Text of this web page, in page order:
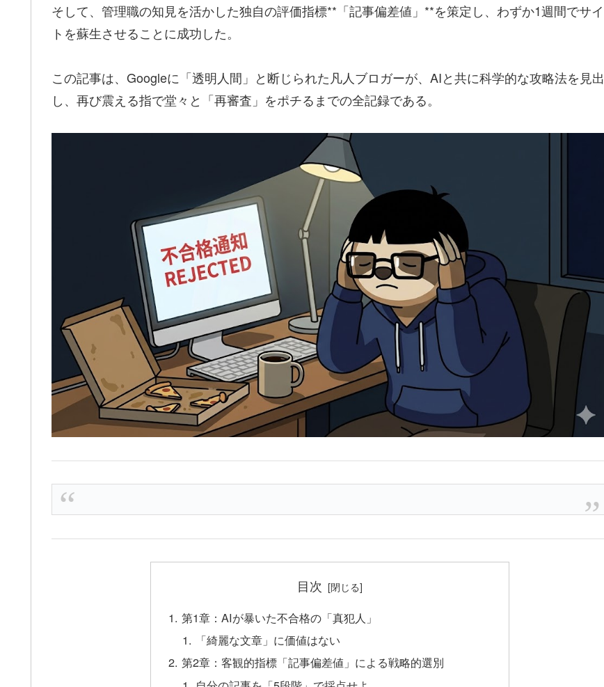
そして、管理職の知見を活かした独自の評価指標**「記事偏差値」**を策定し、わずか1週間でサイ
トを蘇生させることに成功した。
この記事は、Googleに「透明人間」と断じられた凡人ブロガーが、AIと共に科学的な攻略法を見出
し、再び震える指で堂々と「再審査」をポチるまでの全記録である。
目次
第1章：AIが暴いた不合格の「真犯人」
「綺麗な文章」に価値はない
第2章：客観的指標「記事偏差値」による戦略的選別